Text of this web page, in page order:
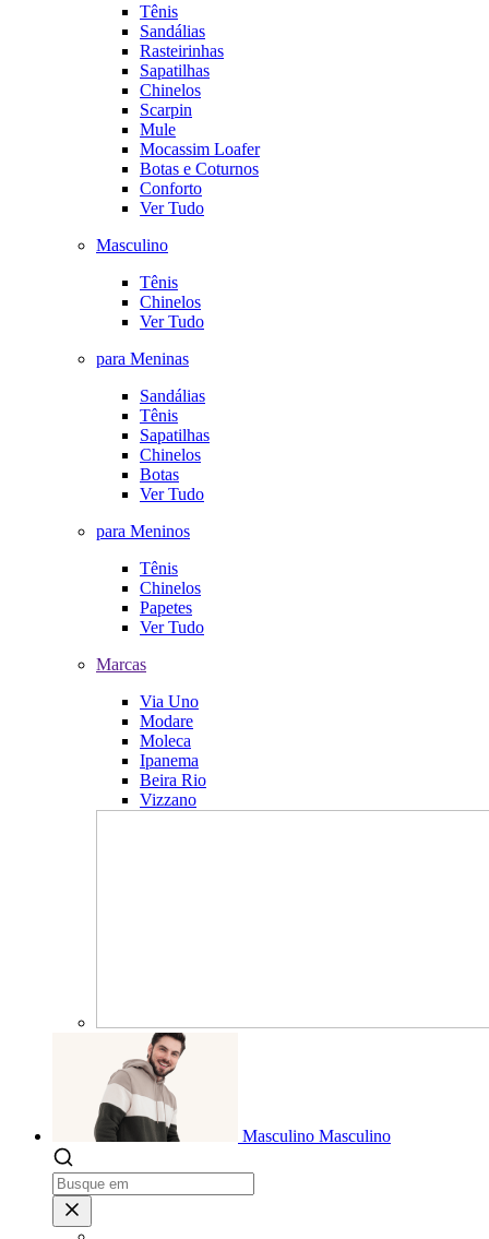
Tênis
Sandálias
Rasteirinhas
Sapatilhas
Chinelos
Scarpin
Mule
Mocassim Loafer
Botas e Coturnos
Conforto
Ver Tudo
Masculino
Tênis
Chinelos
Ver Tudo
para Meninas
Sandálias
Tênis
Sapatilhas
Chinelos
Botas
Ver Tudo
para Meninos
Tênis
Chinelos
Papetes
Ver Tudo
Marcas
Via Uno
Modare
Moleca
Ipanema
Beira Rio
Vizzano
Masculino Masculino